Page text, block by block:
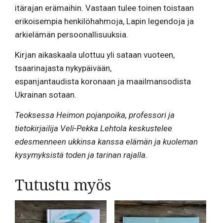
itärajan erämaihin. Vastaan tulee toinen toistaan
erikoisempia henkilöhahmoja, Lapin legendoja ja
arkielämän persoonallisuuksia.
Kirjan aikaskaala ulottuu yli sataan vuoteen,
tsaarinajasta nykypäivään,
espanjantaudista koronaan ja maailmansodista
Ukrainan sotaan.
Teoksessa Heimon pojanpoika, professori ja
tietokirjailija Veli-Pekka Lehtola keskustelee
edesmenneen ukkinsa kanssa elämän ja kuoleman
kysymyksistä toden ja tarinan rajalla.
Tutustu myös